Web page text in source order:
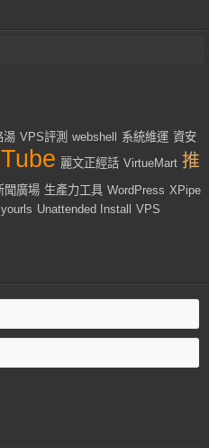
湯 VPS評測 webshell 系統維運 資安
麗文正經話 VirtueMart 推
聞廣場 生產力工具 WordPress XPipe
yourls Unattended Install VPS